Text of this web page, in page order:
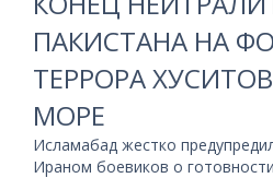
ПАКИСТАНА НА
ТЕРРОРА
МОРЕ
Исламабад жестко
Ираном боевиков о